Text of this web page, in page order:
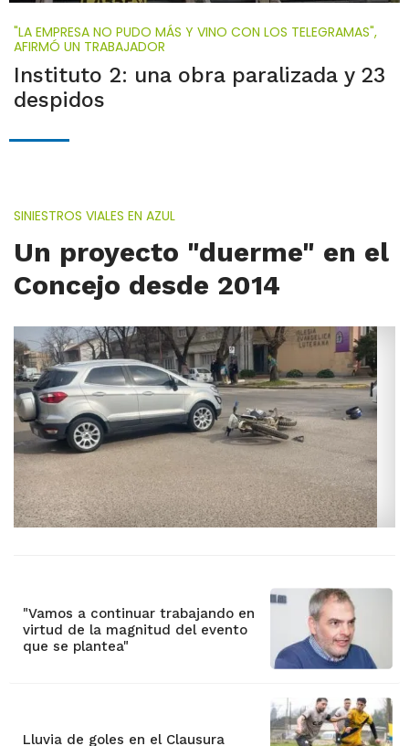
"LA EMPRESA NO PUDO MÁS Y VINO CON LOS TELEGRAMAS",
AFIRMÓ UN TRABAJADOR
Instituto 2: una obra paralizada y 23
despidos
SINIESTROS VIALES EN AZUL
Un proyecto "duerme" en el
Concejo desde 2014
"Vamos a continuar trabajando en
virtud de la magnitud del evento
que se plantea"
Lluvia de goles en el Clausura